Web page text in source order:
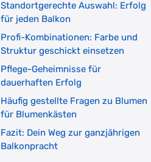
Standortgerechte Auswahl: Erfolg
für jeden Balkon
Profi-Kombinationen: Farbe und
Struktur geschickt einsetzen
Pflege-Geheimnisse für
dauerhaften Erfolg
Häufig gestellte Fragen zu Blumen
für Blumenkästen
Fazit: Dein Weg zur ganzjährigen
Balkonpracht